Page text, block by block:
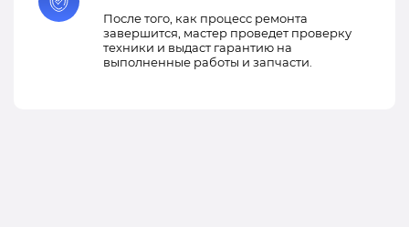
После того, как процесс ремонта
завершится, мастер проведет проверку
техники и выдаст гарантию на
выполненные работы и запчасти.